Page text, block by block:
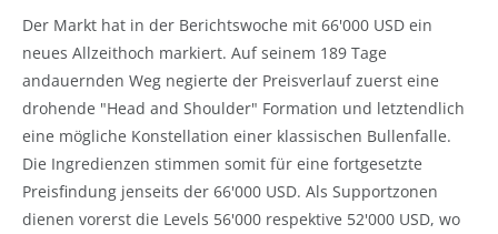
Der Markt hat in der Berichtswoche mit 66'000 USD ein
neues Allzeithoch markiert. Auf seinem 189 Tage
andauernden Weg negierte der Preisverlauf zuerst eine
drohende "Head and Shoulder" Formation und letztendlich
eine mögliche Konstellation einer klassischen Bullenfalle.
Die Ingredienzen stimmen somit für eine fortgesetzte
Preisfindung jenseits der 66'000 USD. Als Supportzonen
dienen vorerst die Levels 56'000 respektive 52'000 USD, wo